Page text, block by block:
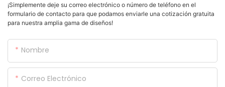
¡Simplemente deje su correo electrónico o número de teléfono en el
formulario de contacto para que podamos enviarle una cotización gratuita
para nuestra amplia gama de diseños!
Nombre
Correo Electrónico